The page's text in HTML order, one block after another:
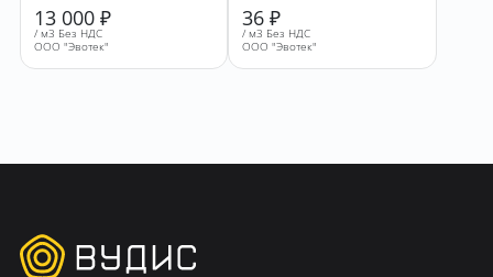
13 000 ₽
/ м3 Без НДС
ООО "Эвотек"
36 ₽
/ м3 Без НДС
ООО "Эвотек"